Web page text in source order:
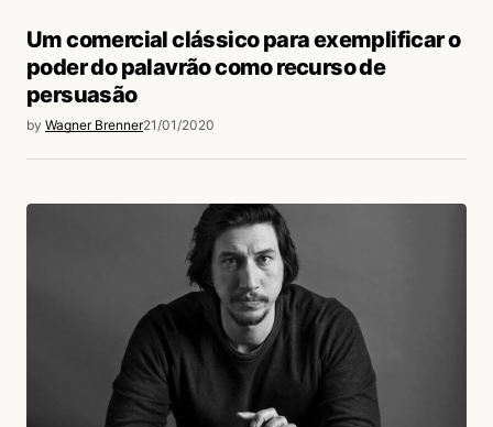
Um comercial clássico para exemplificar o
poder do palavrão como recurso de
persuasão
by Wagner Brenner21/01/2020